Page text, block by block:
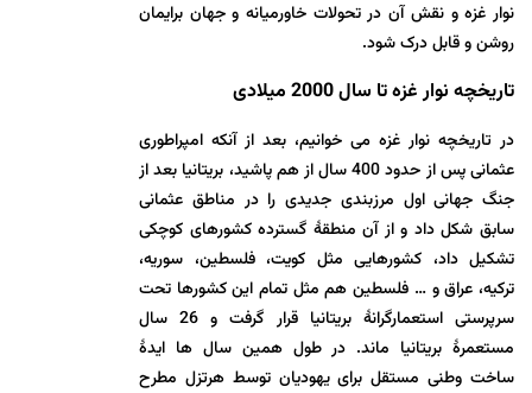
نوار غزه و نقش آن در تحولات خاورمیانه و جهان برایمان
روشن و قابل درک شود.
تاریخچه نوار غزه تا سال 2000 میلادی
در تاریخچه نوار غزه می خوانیم، بعد از آنکه امپراطوری
عثمانی پس از حدود 400 سال از هم پاشید، بریتانیا بعد از
جنگ جهانی اول مرزبندی جدیدی را در مناطق عثمانی
سابق شکل داد و از آن منطقۀ گسترده کشورهای کوچکی
تشکیل داد، کشورهایی مثل کویت، فلسطین، سوریه،
ترکیه، عراق و … فلسطین هم مثل تمام این کشورها تحت
سرپرستی استعمارگرانۀ بریتانیا قرار گرفت و 26 سال
مستعمرۀ بریتانیا ماند. در طول همین سال ها ایدۀ
ساخت وطنی مستقل برای یهودیان توسط هرتزل مطرح